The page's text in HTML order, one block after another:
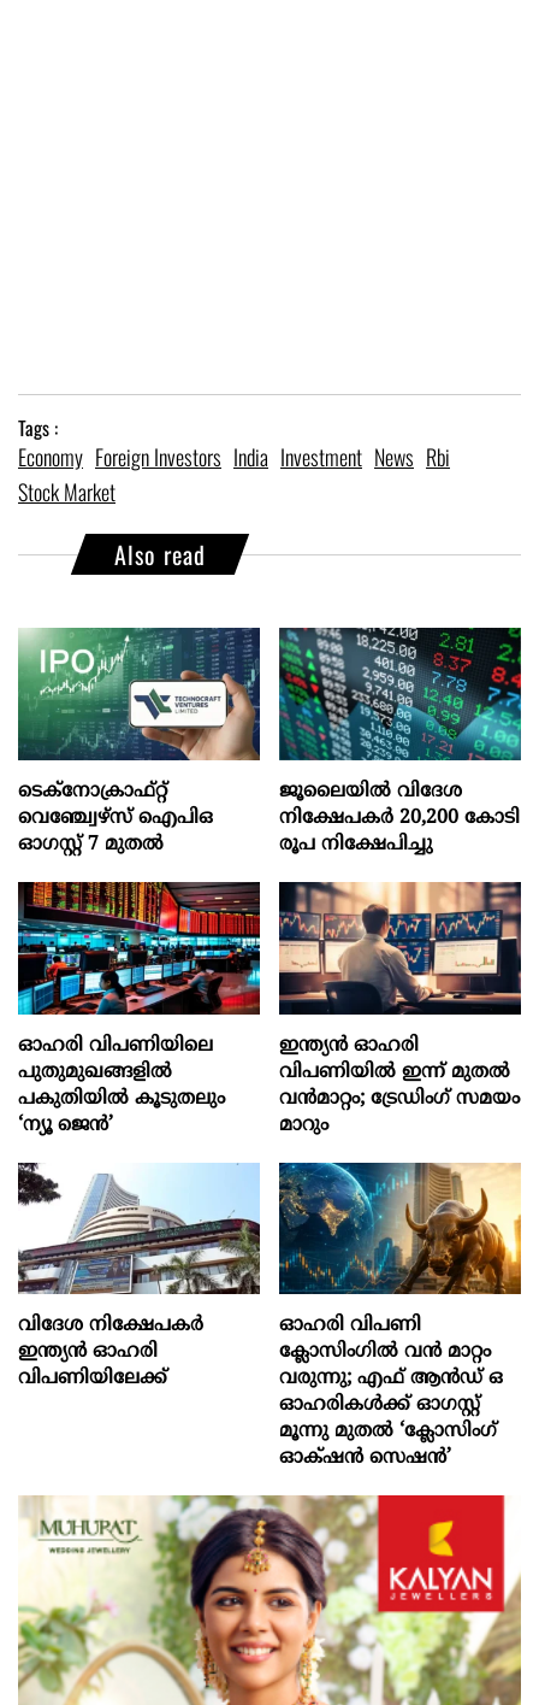
Tags :
Economy Foreign Investors India Investment News Rbi
Stock Market
Also read
ടെക്‌നോക്രാഫ്‌റ്റ്‌
വെഞ്ച്വേഴ്‌സ്‌ ഐപിഒ
ഓഗസ്റ്റ്‌ 7 മുതല്‍
ജൂലൈയില്‍ വിദേശ
നിക്ഷേപകര്‍ 20,200 കോടി
രൂപ നിക്ഷേപിച്ചു
ഓഹരി വിപണിയിലെ
പുതുമുഖങ്ങളിൽ
പകുതിയിൽ കൂടുതലും
‘ന്യൂ ജെൻ’
ഇന്ത്യൻ ഓഹരി
വിപണിയിൽ ഇന്ന് മുതൽ
വൻമാറ്റം; ട്രേഡിംഗ് സമയം
മാറും
വിദേശ നിക്ഷേപകര്‍
ഇന്ത്യൻ ഓഹരി
വിപണിയിലേക്ക്
ഓഹരി വിപണി
ക്ലോസിംഗിൽ വൻ മാറ്റം
വരുന്നു; എഫ് ആൻഡ് ഒ
ഓഹരികൾക്ക് ഓഗസ്റ്റ്
മൂന്നു മുതൽ ‘ക്ലോസിംഗ്
ഓക്‌ഷൻ സെഷൻ’